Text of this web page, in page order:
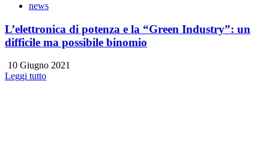
news
L’elettronica di potenza e la “Green Industry”: un
difficile ma possibile binomio
10 Giugno 2021
Leggi tutto